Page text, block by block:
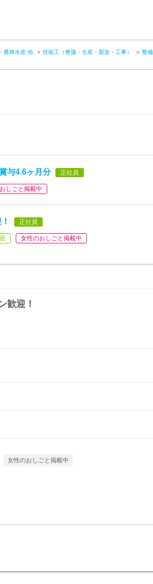
農林水産 他 技能工（整備・生産・製造・工事） 整
与4.6ヶ月分 正社員
しごと掲載中
正社員
女性のおしごと掲載中
歓迎！
女性のおしごと掲載中